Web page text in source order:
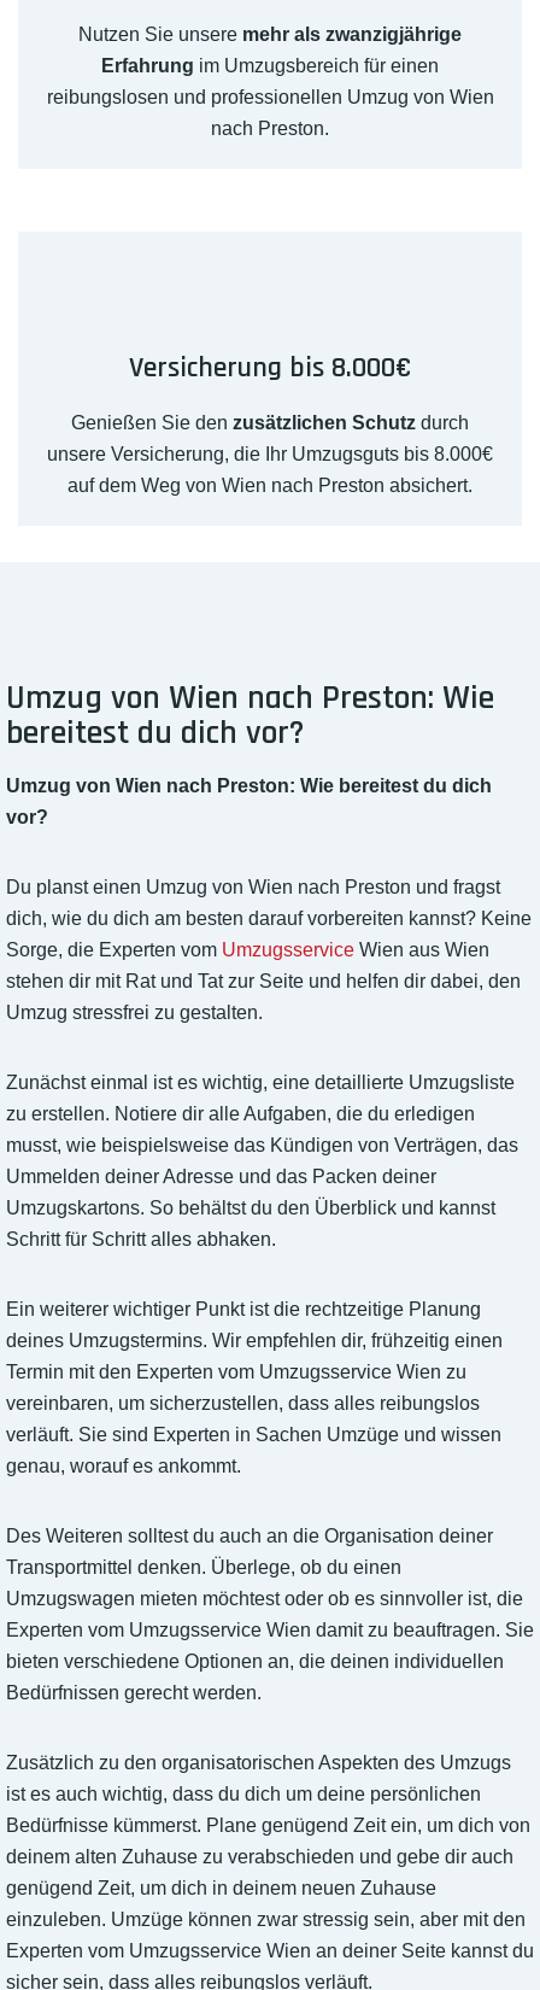
Nutzen Sie unsere mehr als zwanzigjährige
Erfahrung im Umzugsbereich für einen
reibungslosen und professionellen Umzug von Wien
nach Preston.
Versicherung bis 8.000€
Genießen Sie den zusätzlichen Schutz durch
unsere Versicherung, die Ihr Umzugsguts bis 8.000€
auf dem Weg von Wien nach Preston absichert.
Umzug von Wien nach Preston: Wie
bereitest du dich vor?
Umzug von Wien nach Preston: Wie bereitest du dich
vor?
Du planst einen Umzug von Wien nach Preston und fragst
dich, wie du dich am besten darauf vorbereiten kannst? Keine
Sorge, die Experten vom Umzugsservice Wien aus Wien
stehen dir mit Rat und Tat zur Seite und helfen dir dabei, den
Umzug stressfrei zu gestalten.
Zunächst einmal ist es wichtig, eine detaillierte Umzugsliste
zu erstellen. Notiere dir alle Aufgaben, die du erledigen
musst, wie beispielsweise das Kündigen von Verträgen, das
Ummelden deiner Adresse und das Packen deiner
Umzugskartons. So behältst du den Überblick und kannst
Schritt für Schritt alles abhaken.
Ein weiterer wichtiger Punkt ist die rechtzeitige Planung
deines Umzugstermins. Wir empfehlen dir, frühzeitig einen
Termin mit den Experten vom Umzugsservice Wien zu
vereinbaren, um sicherzustellen, dass alles reibungslos
verläuft. Sie sind Experten in Sachen Umzüge und wissen
genau, worauf es ankommt.
Des Weiteren solltest du auch an die Organisation deiner
Transportmittel denken. Überlege, ob du einen
Umzugswagen mieten möchtest oder ob es sinnvoller ist, die
Experten vom Umzugsservice Wien damit zu beauftragen. Sie
bieten verschiedene Optionen an, die deinen individuellen
Bedürfnissen gerecht werden.
Zusätzlich zu den organisatorischen Aspekten des Umzugs
ist es auch wichtig, dass du dich um deine persönlichen
Bedürfnisse kümmerst. Plane genügend Zeit ein, um dich von
deinem alten Zuhause zu verabschieden und gebe dir auch
genügend Zeit, um dich in deinem neuen Zuhause
einzuleben. Umzüge können zwar stressig sein, aber mit den
Experten vom Umzugsservice Wien an deiner Seite kannst du
sicher sein, dass alles reibungslos verläuft.